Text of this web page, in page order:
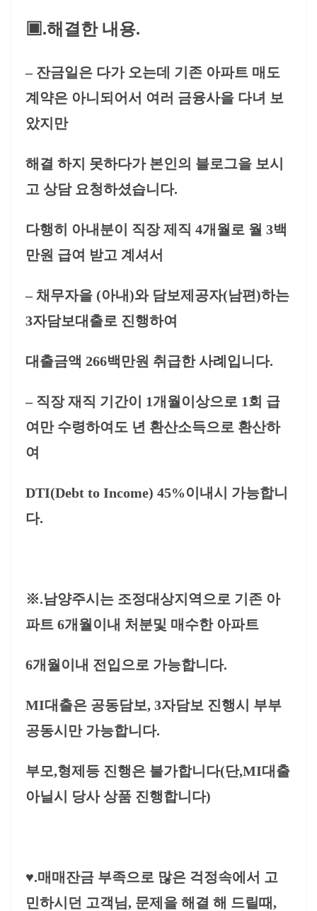
▣.해결한 내용.
– 잔금일은 다가 오는데 기존 아파트 매도
계약은 아니되어서 여러 금융사을 다녀 보
았지만
해결 하지 못하다가 본인의 블로그을 보시
고 상담 요청하셨습니다.
다행히 아내분이 직장 제직 4개월로 월 3백
만원 급여 받고 계셔서
– 채무자을 (아내)와 담보제공자(남편)하는
3자담보대출로 진행하여
대출금액 266백만원 취급한 사례입니다.
– 직장 재직 기간이 1개월이상으로 1회 급
여만 수령하여도 년 환산소득으로 환산하
여
DTI(Debt to Income) 45%이내시 가능합니
다.
※.남양주시는 조정대상지역으로 기존 아
파트 6개월이내 처분및 매수한 아파트
6개월이내 전입으로 가능합니다.
MI대출은 공동담보, 3자담보 진행시 부부
공동시만 가능합니다.
부모,형제등 진행은 불가합니다(단,MI대출
아닐시 당사 상품 진행합니다)
♥.매매잔금 부족으로 많은 걱정속에서 고
민하시던 고객님, 문제을 해결 해 드릴때,